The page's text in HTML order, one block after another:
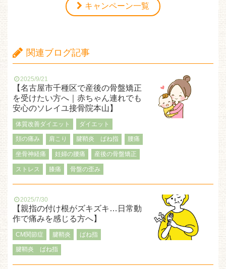
キャンペーン一覧
関連ブログ記事
2025/9/21
【名古屋市千種区で産後の骨盤矯正
を受けたい方へ｜赤ちゃん連れでも
安心のソレイユ接骨院本山】
体質改善ダイエット ダイエット
頚の痛み 肩こり 腱鞘炎 ばね指 腰痛
坐骨神経痛 妊婦の腰痛 産後の骨盤矯正
ストレス 膝痛 骨盤の歪み
2025/7/30
【親指の付け根がズキズキ…日常動
作で痛みを感じる方へ】
CM関節症 腱鞘炎 ばね指
腱鞘炎 ばね指